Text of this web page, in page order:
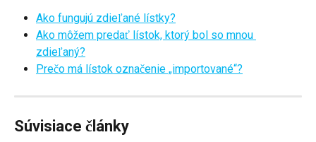
Ako fungujú zdieľané lístky?
Ako môžem predať lístok, ktorý bol so mnou
zdieľaný?
Prečo má lístok označenie „importované“?
Súvisiace články